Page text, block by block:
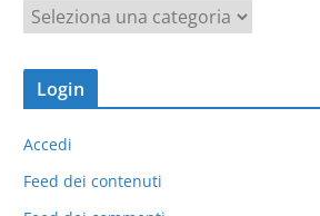
a
t
o
r
i
Login
Accedi
Feed dei contenuti